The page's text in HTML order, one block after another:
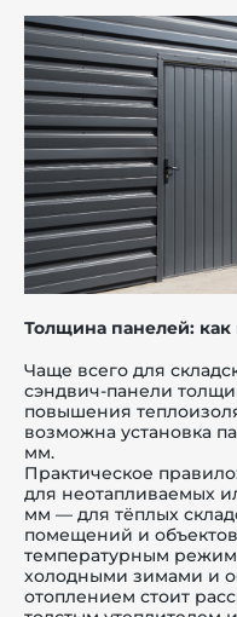
Толщина панелей: как
Чаще всего для
сэндвич-панели
повышения
возможна установка
мм.
Практическое
для неотапливаемых
мм — для тёплых
помещений и
температурным
холодными зимами и
отоплением стоит